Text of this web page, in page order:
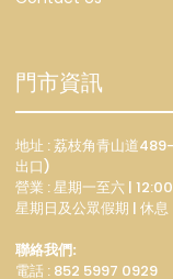
門市資訊
地址 : 荔枝角青山道
出口)
營業 : 星期一至六 |
星期日及公眾假期 | 休息
聯絡我們:
電話 : 852 5997 0929